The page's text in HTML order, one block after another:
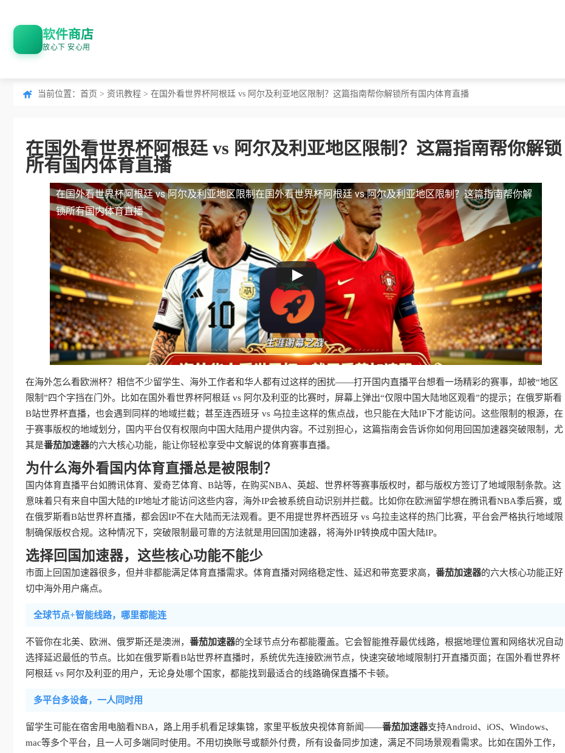
软件商店
放心下 安心用
当前位置： 首页 > 资讯教程 > 在国外看世界杯阿根廷 vs 阿尔及利亚地区限制？这篇指南帮你解锁所有国内体育直播
在国外看世界杯阿根廷 vs 阿尔及利亚地区限制？这篇指南帮你解锁
所有国内体育直播
在国外看世界杯阿根廷 vs 阿尔及利亚地区限制在国外看世界杯阿根廷 vs 阿尔及利亚地区限制？这篇指南帮你解
锁所有国内体育直播
在海外怎么看欧洲杯？相信不少留学生、海外工作者和华人都有过这样的困扰——打开国内直播平台想看一场精彩的赛事，却被“地区
限制”四个字挡在门外。比如在国外看世界杯阿根廷 vs 阿尔及利亚的比赛时，屏幕上弹出“仅限中国大陆地区观看”的提示；在俄罗斯看
B站世界杯直播，也会遇到同样的地域拦截；甚至连西班牙 vs 乌拉圭这样的焦点战，也只能在大陆IP下才能访问。这些限制的根源，在
于赛事版权的地域划分，国内平台仅有权限向中国大陆用户提供内容。不过别担心，这篇指南会告诉你如何用回国加速器突破限制，尤
其是番茄加速器的六大核心功能，能让你轻松享受中文解说的体育赛事直播。
为什么海外看国内体育直播总是被限制？
国内体育直播平台如腾讯体育、爱奇艺体育、B站等，在购买NBA、英超、世界杯等赛事版权时，都与版权方签订了地域限制条款。这
意味着只有来自中国大陆的IP地址才能访问这些内容，海外IP会被系统自动识别并拦截。比如你在欧洲留学想在腾讯看NBA季后赛，或
在俄罗斯看B站世界杯直播，都会因IP不在大陆而无法观看。更不用提世界杯西班牙 vs 乌拉圭这样的热门比赛，平台会严格执行地域限
制确保版权合规。这种情况下，突破限制最可靠的方法就是用回国加速器，将海外IP转换成中国大陆IP。
选择回国加速器，这些核心功能不能少
市面上回国加速器很多，但并非都能满足体育直播需求。体育直播对网络稳定性、延迟和带宽要求高， 番茄加速器的六大核心功能正好
切中海外用户痛点。
全球节点+智能线路，哪里都能连
不管你在北美、欧洲、俄罗斯还是澳洲， 番茄加速器的全球节点分布都能覆盖。它会智能推荐最优线路，根据地理位置和网络状况自动
选择延迟最低的节点。比如在俄罗斯看B站世界杯直播时，系统优先连接欧洲节点，快速突破地域限制打开直播页面；在国外看世界杯
阿根廷 vs 阿尔及利亚的用户，无论身处哪个国家，都能找到最适合的线路确保直播不卡顿。
多平台多设备，一人同时用
留学生可能在宿舍用电脑看NBA，路上用手机看足球集锦，家里平板放央视体育新闻——番茄加速器支持Android、iOS、Windows、
mac等多个平台，且一人可多端同时使用。不用切换账号或额外付费，所有设备同步加速，满足不同场景观看需求。比如在国外工作，